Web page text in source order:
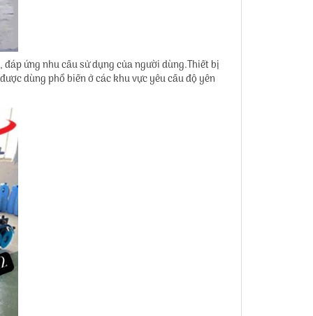
ứng nhu cầu sử dụng của người dùng.Thiết bị
dùng phổ biến ở các khu vực yêu cầu độ yên